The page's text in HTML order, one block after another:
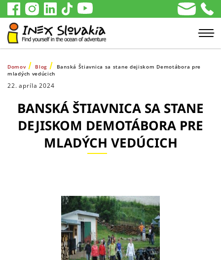
Domov Blog
Banská Štiavnica sa stane dejiskom Demotábora pre
mladých vedúcich
22. apríla 2024
BANSKÁ ŠTIAVNICA SA STANE
DEJISKOM DEMOTÁBORA PRE
MLADÝCH VEDÚCICH